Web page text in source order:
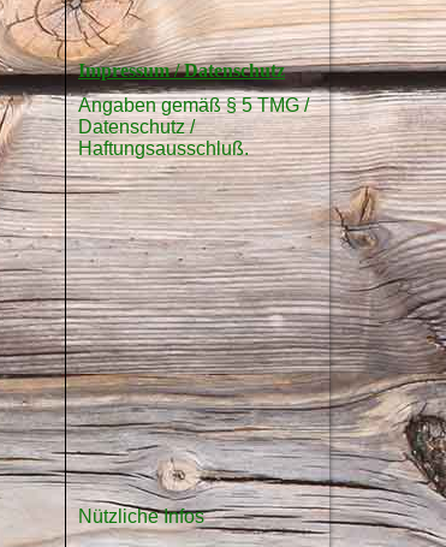
Impressum / Datenschutz
Angaben gemäß § 5 TMG /
Datenschutz /
Haftungsausschluß.
Nützliche Infos